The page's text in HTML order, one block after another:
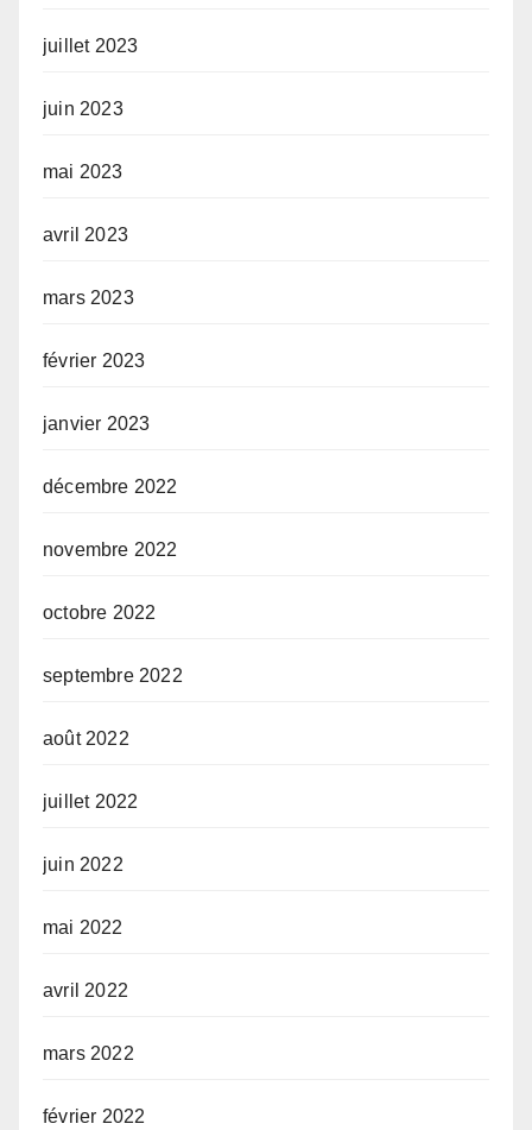
juillet 2023
juin 2023
mai 2023
avril 2023
mars 2023
février 2023
janvier 2023
décembre 2022
novembre 2022
octobre 2022
septembre 2022
août 2022
juillet 2022
juin 2022
mai 2022
avril 2022
mars 2022
février 2022